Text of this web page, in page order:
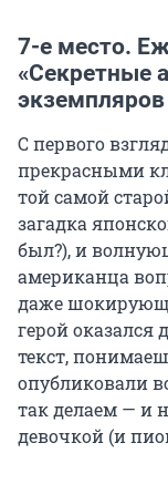
7-е место.
«Секретные
экземпляров
С первого
прекрасными
той самой
загадка
был?), и
американца
даже
герой оказался
текст,
опубликовали
так делаем — и
девочкой (и